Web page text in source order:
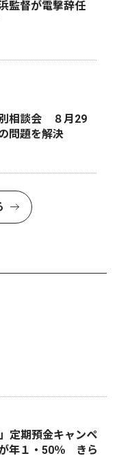
監督が電撃辞任
相談会 ８月29
問題を解決
定期預金キャンペ
年１・50％ きら